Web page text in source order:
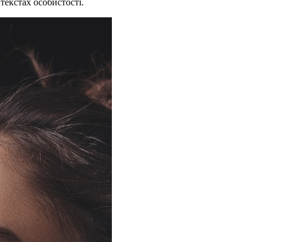
особистості.